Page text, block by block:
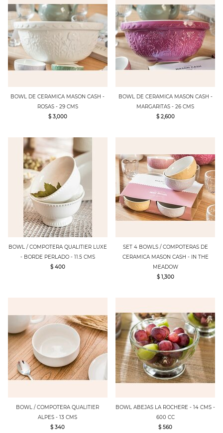
BOWL DE CERAMICA MASON CASH -
ROSAS - 29 CMS
$ 3,000
BOWL DE CERAMICA MASON CASH -
MARGARITAS - 26 CMS
$ 2,600
BOWL / COMPOTERA QUALITIER LUXE
- BORDE PERLADO - 11.5 CMS
$ 400
SET 4 BOWLS / COMPOTERAS DE
CERAMICA MASON CASH - IN THE
MEADOW
$ 1,300
BOWL / COMPOTERA QUALITIER
ALPES - 13 CMS
$ 340
BOWL ABEJAS LA ROCHERE - 14 CMS -
600 CC
$ 560